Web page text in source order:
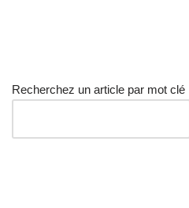
Recherchez un article par mot clé